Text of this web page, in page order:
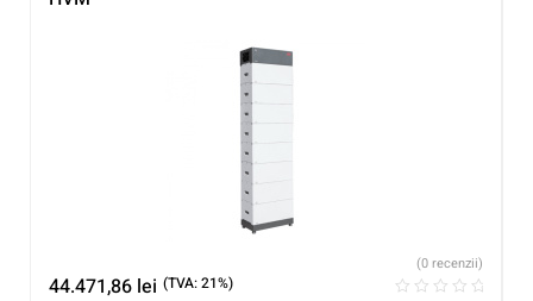
44.471,86 lei (TVA: 21%)
(0 recenzii)